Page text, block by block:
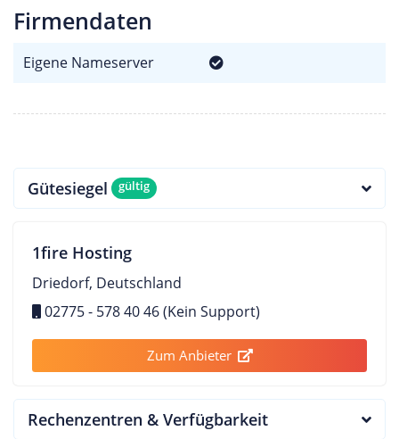
Firmendaten
Eigene Nameserver
Gütesiegel gültig
1fire Hosting
Driedorf, Deutschland
02775 - 578 40 46 (Kein Support)
Zum Anbieter
Rechenzentren & Verfügbarkeit